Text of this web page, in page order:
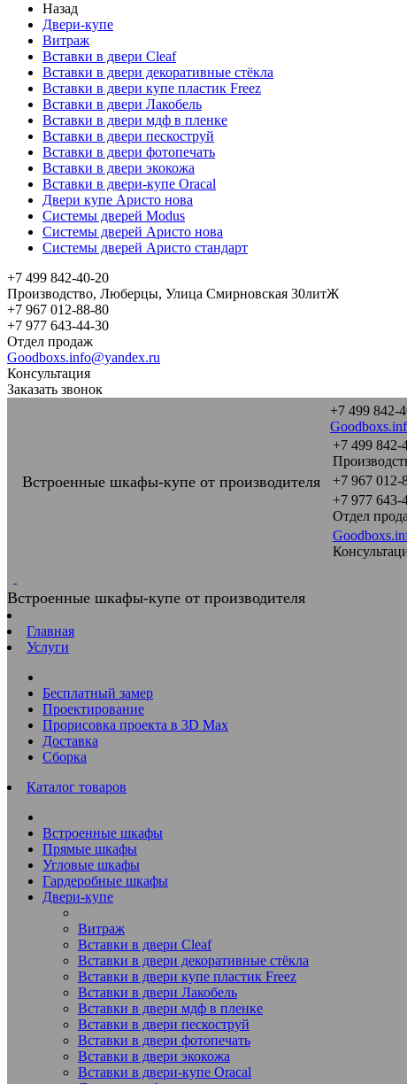
Назад
Двери-купе
Витраж
Вставки в двери Cleaf
Вставки в двери декоративные стёкла
Вставки в двери купе пластик Freez
Вставки в двери Лакобель
Вставки в двери мдф в пленке
Вставки в двери пескоструй
Вставки в двери фотопечать
Вставки в двери экокожа
Вставки в двери-купе Oracal
Двери купе Аристо нова
Системы дверей Modus
Системы дверей Аристо нова
Системы дверей Аристо стандарт
+7 499 842-40-20
Производство, Люберцы, Улица Смирновская 30литЖ
+7 967 012-88-80
+7 977 643-44-30
Отдел продаж
Goodboxs.info@yandex.ru
Консультация
Заказать звонок
Встроенные шкафы-купе от производителя
+7 499 842-
+7 499 842-
+7 967 012-
+7 977 643-
Отдел
Встроенные шкафы-купе от производителя
Главная
Услуги
Бесплатный замер
Проектирование
Прорисовка проекта в 3D Max
Доставка
Сборка
Каталог товаров
Встроенные шкафы
Прямые шкафы
Угловые шкафы
Гардеробные шкафы
Двери-купе
Витраж
Вставки в двери Cleaf
Вставки в двери декоративные стёкла
Вставки в двери купе пластик Freez
Вставки в двери Лакобель
Вставки в двери мдф в пленке
Вставки в двери пескоструй
Вставки в двери фотопечать
Вставки в двери экокожа
Вставки в двери-купе Oracal